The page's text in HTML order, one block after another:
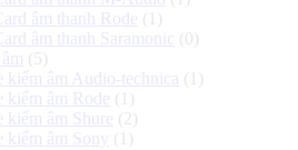
âm thanh Rode (1)
âm thanh Saramonic (0)
(5)
kiểm âm Audio-technica (1)
kiểm âm Rode (1)
kiểm âm Shure (2)
kiểm âm Sony (1)